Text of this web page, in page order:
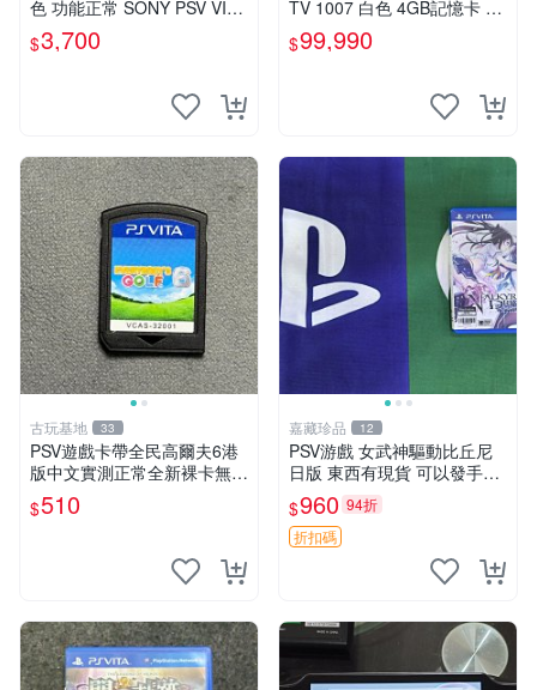
色 功能正常 SONY PSV VITA
主機 2000~3000型 二手功能
正常 賣3千5~4千也可用各式
$3,700
TV 1007 白色 4GB記憶卡 PS
3手把(白) 書盒完整 【台中恐
龍電玩】
$99,990
古玩基地 33
PSV遊戲卡帶全民高爾夫6港
版中文實測正常全新裸卡無保
售不退換單次購兩張以上再享
優惠 全民高爾夫6 PSV 港版
$510
嘉藏珍品 12
PSV游戲 女武神驅動比丘尼
日版 東西有現貨 可以發手物
品 無質量問題售不退不換
$960 94折
折扣碼